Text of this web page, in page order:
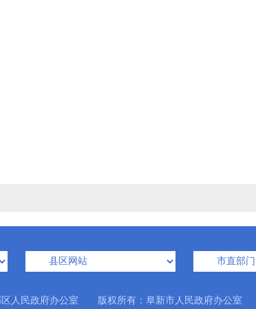
区人民政府办公室 版权所有：阜新市人民政府办公室